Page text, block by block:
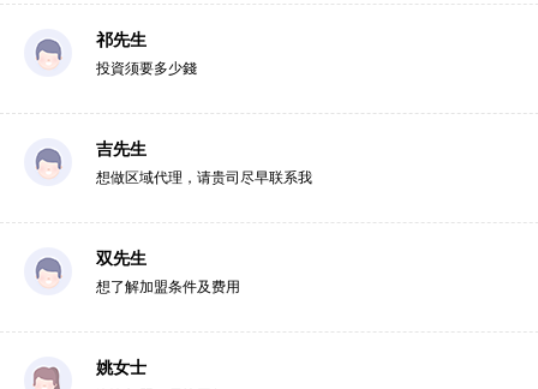
祁先生
投資须要多少錢
吉先生
想做区域代理，请贵司尽早联系我
双先生
想了解加盟条件及费用
姚女士